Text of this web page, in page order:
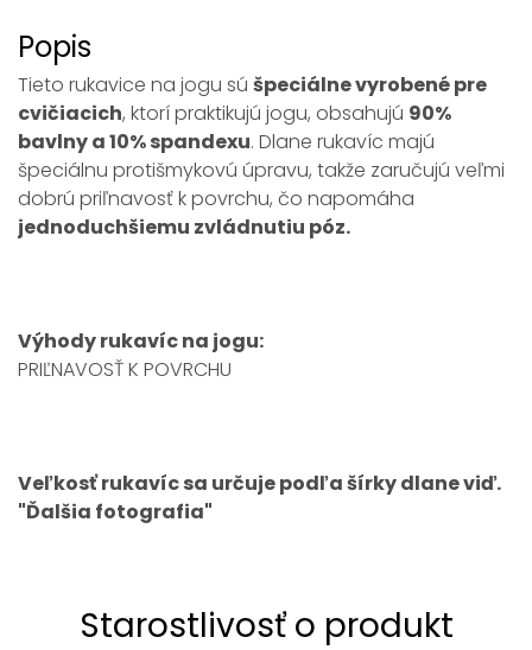
Popis
Tieto rukavice na jogu sú špeciálne vyrobené pre
cvičiacich, ktorí praktikujú jogu, obsahujú 90%
bavlny a 10% spandexu. Dlane rukavíc majú
špeciálnu protišmykovú úpravu, takže zaručujú veľmi
dobrú priľnavosť k povrchu, čo napomáha
jednoduchšiemu zvládnutiu póz.
Výhody rukavíc na jogu:
PRIĽNAVOSŤ K POVRCHU
Veľkosť rukavíc sa určuje podľa šírky dlane viď.
"Ďalšia fotografia"
Starostlivosť o produkt